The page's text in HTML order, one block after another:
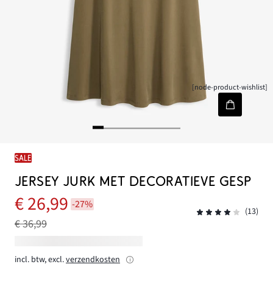
[node-product-wishlist]
SALE
JERSEY JURK MET DECORATIEVE GESP
€ 26,99 -27%
€ 36,99
(13)
incl. btw, excl.verzendkosten